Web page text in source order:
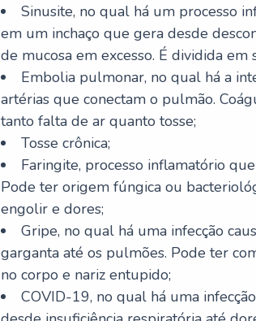
Sinusite, no qual há um processo
em um inchaço que gera desde
de mucosa em excesso. É dividida em
Embolia pulmonar, no qual há a
artérias que conectam o pulmão.
tanto falta de ar quanto tosse;
Tosse crônica;
Faringite, processo inflamatório
Pode ter origem fúngica ou
engolir e dores;
Gripe, no qual há uma infecção
garganta até os pulmões. Pode ter
no corpo e nariz entupido;
COVID-19, no qual há uma